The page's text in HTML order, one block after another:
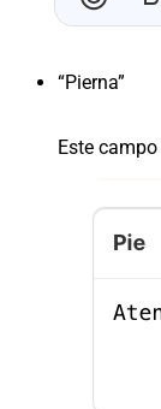
“Pierna”
Este